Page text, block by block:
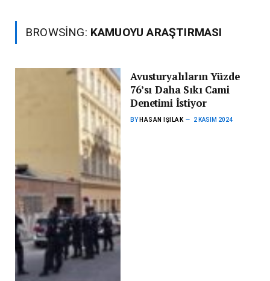
BROWSING: KAMUOYU ARAŞTIRMASI
Avusturyalıların Yüzde
76’sı Daha Sıkı Cami
Denetimi İstiyor
BY HASAN IŞILAK 2 KASIM 2024